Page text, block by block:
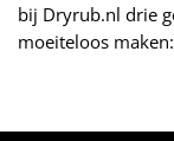
bij Dryrub.nl drie
moeiteloos